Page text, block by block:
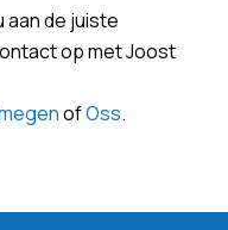
aan de juiste
op met Joost
ofOss.